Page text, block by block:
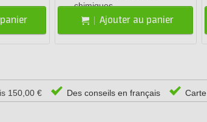
chimiques
Ajouter au panier
150,00 € Des conseils en français